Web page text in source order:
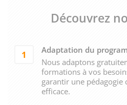
Découvrez
1
Adaptation du
Nous adaptons
formations à vos
garantir une pédagogie
efficace.